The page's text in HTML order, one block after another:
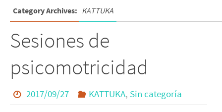
Category Archives: KATTUKA
Sesiones de
psicomotricidad
2017/09/27 KATTUKA, Sin categoría